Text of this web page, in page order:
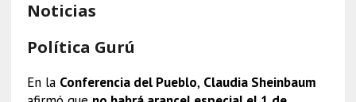
Noticias
Política Gurú
En la Conferencia del Pueblo, Claudia Sheinbaum